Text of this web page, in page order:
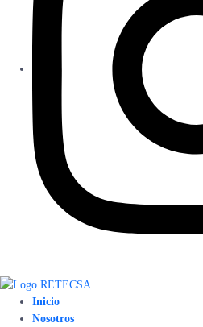
Inicio
Nosotros